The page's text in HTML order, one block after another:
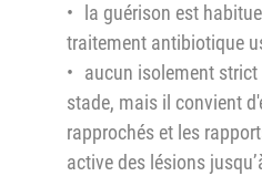
la guérison est
traitement antibiotique
aucun isolement
stade, mais il convient
rapprochés et les
active des lésions